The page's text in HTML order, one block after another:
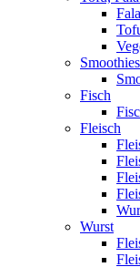
Smoothies
Fisch
Fleisch
Wurst